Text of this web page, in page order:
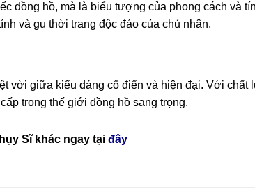
đồng hồ, mà là biểu tượng của phong cách và
và gu thời trang độc đáo của chủ nhân.
vời giữa kiểu dáng cổ điển và hiện đại. Với
trong thế giới đồng hồ sang trọng.
Sĩkhác ngay tại đây